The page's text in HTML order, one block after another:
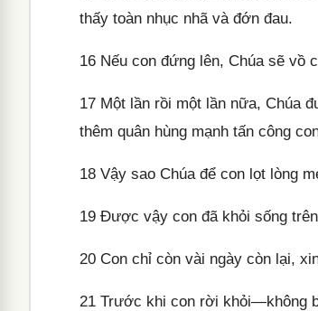
thấy toàn nhục nhã và đớn đau.
16 Nếu con đứng lên, Chúa sẽ vồ
17 Một lần rồi một lần nữa, Chúa
thêm quân hùng mạnh tấn công
18 Vậy sao Chúa để con lọt lòng
19 Được vậy con đã khỏi sống
20 Con chỉ còn vài ngày còn lại,
21 Trước khi con rời khỏi—không